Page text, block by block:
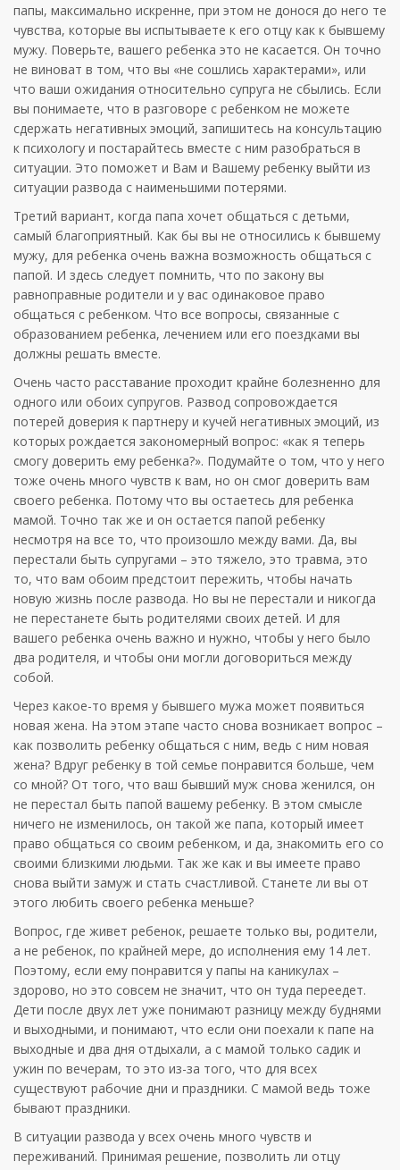
папы, максимально искренне, при этом не донося до него те
чувства, которые вы испытываете к его отцу как к бывшему
мужу. Поверьте, вашего ребенка это не касается. Он точно
не виноват в том, что вы «не сошлись характерами», или
что ваши ожидания относительно супруга не сбылись. Если
вы понимаете, что в разговоре с ребенком не можете
сдержать негативных эмоций, запишитесь на консультацию
к психологу и постарайтесь вместе с ним разобраться в
ситуации. Это поможет и Вам и Вашему ребенку выйти из
ситуации развода с наименьшими потерями.
Третий вариант, когда папа хочет общаться с детьми,
самый благоприятный. Как бы вы не относились к бывшему
мужу, для ребенка очень важна возможность общаться с
папой. И здесь следует помнить, что по закону вы
равноправные родители и у вас одинаковое право
общаться с ребенком. Что все вопросы, связанные с
образованием ребенка, лечением или его поездками вы
должны решать вместе.
Очень часто расставание проходит крайне болезненно для
одного или обоих супругов. Развод сопровождается
потерей доверия к партнеру и кучей негативных эмоций, из
которых рождается закономерный вопрос: «как я теперь
смогу доверить ему ребенка?». Подумайте о том, что у него
тоже очень много чувств к вам, но он смог доверить вам
своего ребенка. Потому что вы остаетесь для ребенка
мамой. Точно так же и он остается папой ребенку
несмотря на все то, что произошло между вами. Да, вы
перестали быть супругами – это тяжело, это травма, это
то, что вам обоим предстоит пережить, чтобы начать
новую жизнь после развода. Но вы не перестали и никогда
не перестанете быть родителями своих детей. И для
вашего ребенка очень важно и нужно, чтобы у него было
два родителя, и чтобы они могли договориться между
собой.
Через какое-то время у бывшего мужа может появиться
новая жена. На этом этапе часто снова возникает вопрос –
как позволить ребенку общаться с ним, ведь с ним новая
жена? Вдруг ребенку в той семье понравится больше, чем
со мной? От того, что ваш бывший муж снова женился, он
не перестал быть папой вашему ребенку. В этом смысле
ничего не изменилось, он такой же папа, который имеет
право общаться со своим ребенком, и да, знакомить его со
своими близкими людьми. Так же как и вы имеете право
снова выйти замуж и стать счастливой. Станете ли вы от
этого любить своего ребенка меньше?
Вопрос, где живет ребенок, решаете только вы, родители,
а не ребенок, по крайней мере, до исполнения ему 14 лет.
Поэтому, если ему понравится у папы на каникулах –
здорово, но это совсем не значит, что он туда переедет.
Дети после двух лет уже понимают разницу между буднями
и выходными, и понимают, что если они поехали к папе на
выходные и два дня отдыхали, а с мамой только садик и
ужин по вечерам, то это из-за того, что для всех
существуют рабочие дни и праздники. С мамой ведь тоже
бывают праздники.
В ситуации развода у всех очень много чувств и
переживаний. Принимая решение, позволить ли отцу